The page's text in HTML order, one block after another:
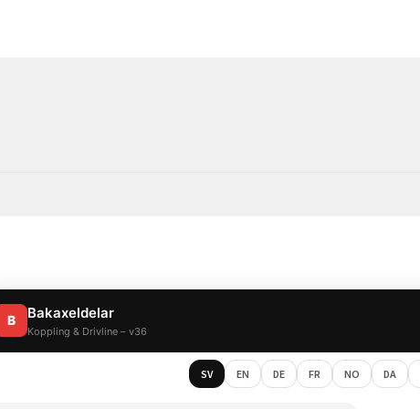
B Bakaxeldelar
Koppling & Drivline – v36
SV EN DE FR NO DA